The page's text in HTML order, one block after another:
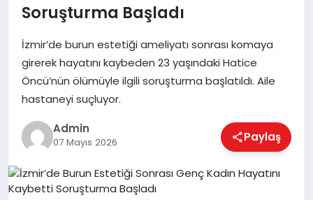
EĞITIM
EKONOMI
MAGAZIN
SAĞLIK
Soruşturma Başladı
İzmir’de burun estetiği ameliyatı sonrası komaya
girerek hayatını kaybeden 23 yaşındaki Hatice
Öncü’nün ölümüyle ilgili soruşturma başlatıldı. Aile
hastaneyi suçluyor.
Admin
07 Mayıs 2026 Paylaş